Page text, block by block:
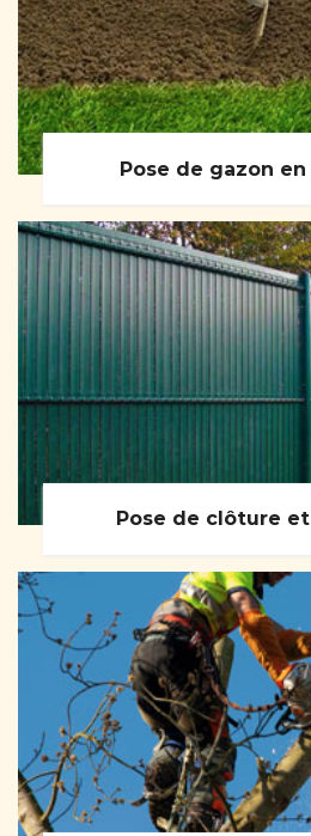
Pose de gazon en
Pose de clôture et